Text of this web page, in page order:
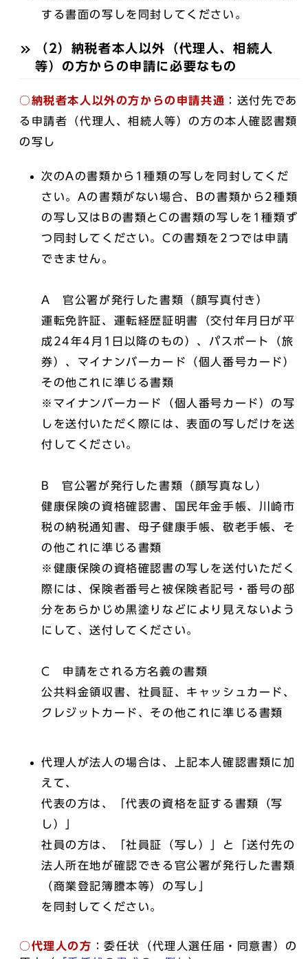
する書面の写しを同封してください。
（2）納税者本人以外（代理人、相続人
等）の方からの申請に必要なもの
○納税者本人以外の方からの申請共通 ：送付先であ
る申請者（代理人、相続人等）の方の本人確認書類
の写し
次のAの書類から1種類の写しを同封してくだ
さい。Aの書類がない場合、Bの書類から2種類
の写し又はBの書類とCの書類の写しを1種類ず
つ同封してください。Cの書類を2つでは申請
できません。
A 官公署が発行した書類（顔写真付き）
運転免許証、運転経歴証明書（交付年月日が平
成24年4月1日以降のもの）、パスポート（旅
券）、マイナンバーカード（個人番号カード）
その他これに準じる書類
※マイナンバーカード（個人番号カード）の写
しを送付いただく際には、表面の写しだけを送
付してください。
B 官公署が発行した書類（顔写真なし）
健康保険の資格確認書、国民年金手帳、川崎市
税の納税通知書、母子健康手帳、敬老手帳、そ
の他これに準じる書類
※健康保険の資格確認書の写しを送付いただく
際には、保険者番号と被保険者記号・番号の部
分をあらかじめ黒塗りなどにより見えないよう
にして、送付してください。
C 申請をされる方名義の書類
公共料金領収書、社員証、キャッシュカード、
クレジットカード、その他これに準じる書類
代理人が法人の場合は、上記本人確認書類に加
えて、
代表の方は、「代表の資格を証する書類（写
し）」
社員の方は、「社員証（写し）」と「送付先の
法人所在地が確認できる官公署が発行した書類
（商業登記簿謄本等）の写し」
を同封してください。
○代理人の方 ：委任状（代理人選任届・同意書）の